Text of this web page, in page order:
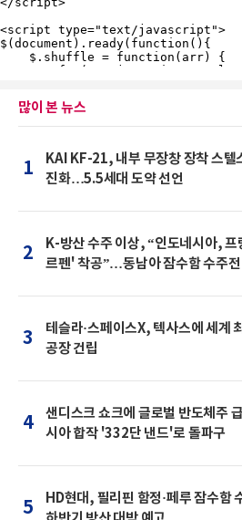
많이 본 뉴스
1
KAI KF-21, 내부 무장창 장착 스텔
진화…5.5세대 도약 선언
2
K-방산 수주 이상, “인도네시아, 프
르펜' 착공”…동남아 잠수함 수주전
3
테슬라·스페이스X, 텍사스에 세계
공장 건립
4
샌디스크 쇼크에 글로벌 반도체주
시아 합작 '332단 낸드'로 돌파구
5
HD현대, 필리핀 함정·페루 잠수함